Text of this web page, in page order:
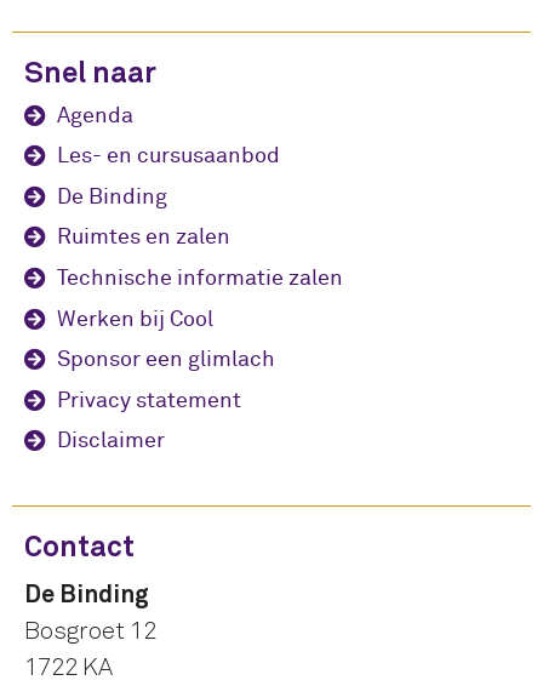
Snel naar
Agenda
Les- en cursusaanbod
De Binding
Ruimtes en zalen
Technische informatie zalen
Werken bij Cool
Sponsor een glimlach
Privacy statement
Disclaimer
Contact
De Binding
Bosgroet 12
1722 KA